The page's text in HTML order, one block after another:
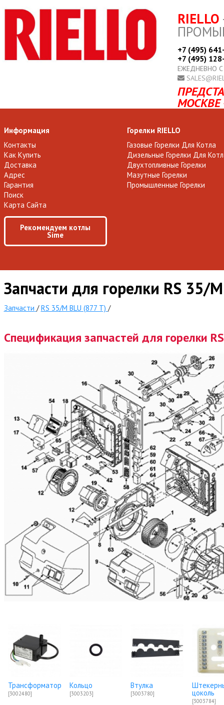
RIELLO
+7 (495)
+7 (495)
ЕЖЕДНЕВНО
МОСКВЕ
Информация
Контакты
Как Купить
Доставка
Адрес
Гарантия
Поиск
Карта Сайта
Рекомендуем котлы
Sime
Горелки RIELLO
Газовые Горелки Для Котла
Дизельные Горелки Для
Двухтопливные Горелки
Мазутные Горелки
Промышленные Горелки
Запчасти для горелки RS 35/
Запчасти /RS 35/M BLU (877 T) /
Спецификация запчастей для горелки
Трансформатор
[3002480]
Кольцо
[3003203]
Втулка
[3003780] цоколь
[3003784]